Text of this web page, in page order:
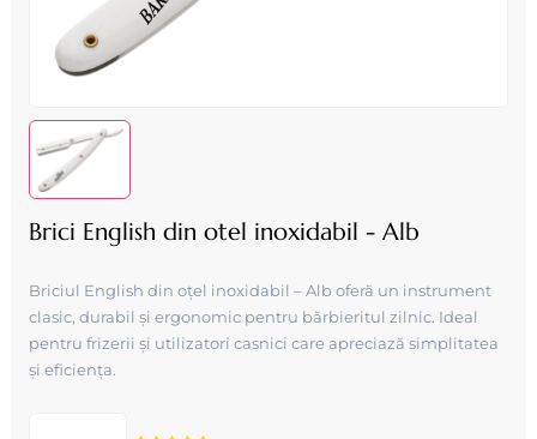
Brici English din otel inoxidabil - Alb
Briciul English din oțel inoxidabil – Alb oferă un instrument
clasic, durabil și ergonomic pentru bărbieritul zilnic. Ideal
pentru frizerii și utilizatori casnici care apreciază simplitatea
și eficiența.